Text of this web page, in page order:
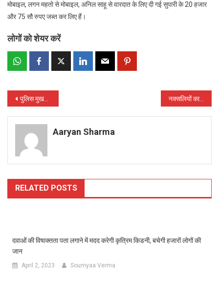
मोबाइल, लगन महतो से मोबाइल, अनिल साहू से वारदात के लिए दी गई सुपारी के 20 हजार‎
और 75 सौ रुपए जब्त कर लिए हैं।‎
लोगों को शेयर करें
Post
navigation
पुलिस मुखबिरी के शक में नक्सलियों ने की ग्रामीण की गला रेत कर हत्या नक्सलियों का शहीदी सप्ताह 28 जुलाई से 3 अगस्त तक, सड़क पर लिखकर ऐलान
Aaryan Sharma
RELATED POSTS
दवाओं की विषाक्तता पता लगाने में मदद करेगी कृत्रिम किडनी, बचेगी हजारों लोगों की
जान
April 2, 2023 Soumyaa Verma